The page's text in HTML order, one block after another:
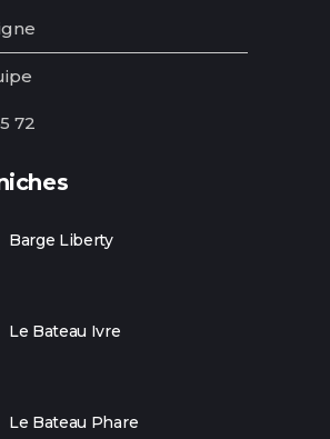
72
Barge Liberty
Le Bateau Ivre
Le Bateau Phare